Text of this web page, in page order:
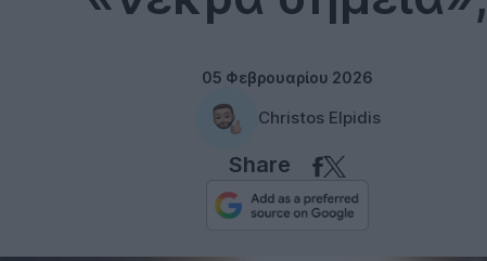
05 Φεβρουαρίου 2026
Christos Elpidis
Share